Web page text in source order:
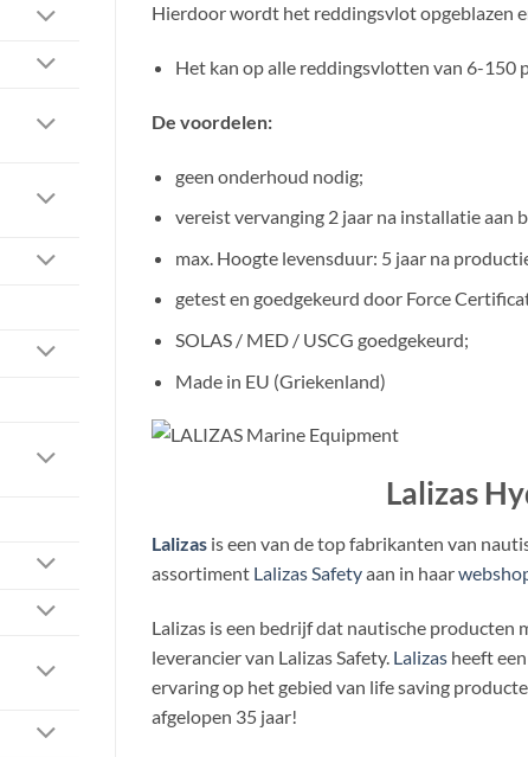
Hierdoor wordt het reddingsvlot opgeblazen
Het kan op alle reddingsvlotten van 6-150
De voordelen:
geen onderhoud nodig;
vereist vervanging 2 jaar na installatie aan
max. Hoogte levensduur: 5 jaar na
getest en goedgekeurd door Force
SOLAS / MED / USCG goedgekeurd;
Made in EU (Griekenland)
Lalizas
Lalizasis een van de top fabrikanten van
assortiment Lalizas Safetyaan in haar
Lalizas is een bedrijf dat nautische
leverancier van Lalizas Safety. Lalizasheeft een
ervaring op het gebied van life saving
afgelopen 35 jaar!